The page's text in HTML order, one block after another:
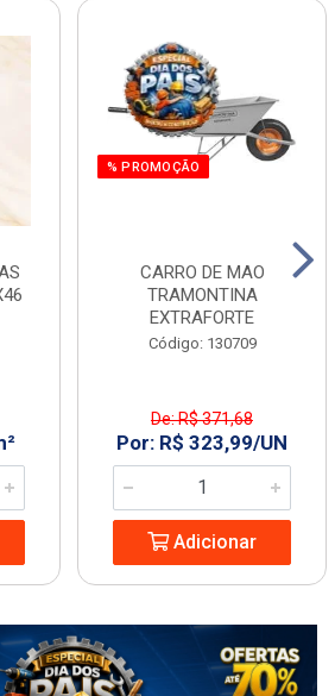
% PROMOÇÃO
CARRO DE MAO
TRAMONTINA
EXTRAFORTE
Código: 130709
De: R$ 371,68
Por: R$ 323,99/UN
Adicionar